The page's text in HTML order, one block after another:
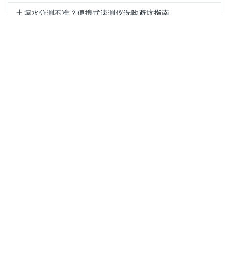
土壤水分测不准？便携式速测仪选购避坑指南